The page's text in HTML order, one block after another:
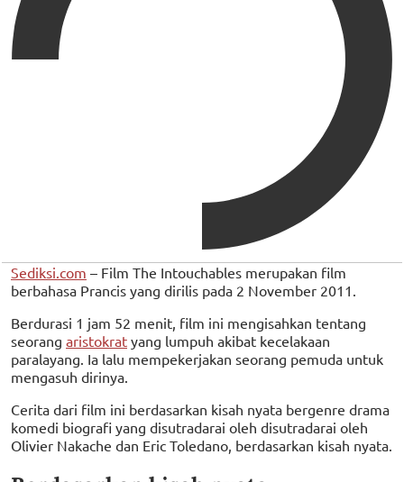
Sediksi.com – Film The Intouchables merupakan film
berbahasa Prancis yang dirilis pada 2 November 2011.
Berdurasi 1 jam 52 menit, film ini mengisahkan tentang
seorang aristokrat yang lumpuh akibat kecelakaan
paralayang. Ia lalu mempekerjakan seorang pemuda untuk
mengasuh dirinya.
Cerita dari film ini berdasarkan kisah nyata bergenre drama
komedi biografi yang disutradarai oleh disutradarai oleh
Olivier Nakache dan Eric Toledano, berdasarkan kisah nyata.